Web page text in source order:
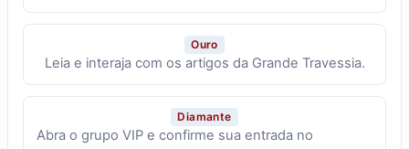
Ouro
Leia e interaja com os artigos da Grande Travessia.
Diamante
Abra o grupo VIP e confirme sua entrada no